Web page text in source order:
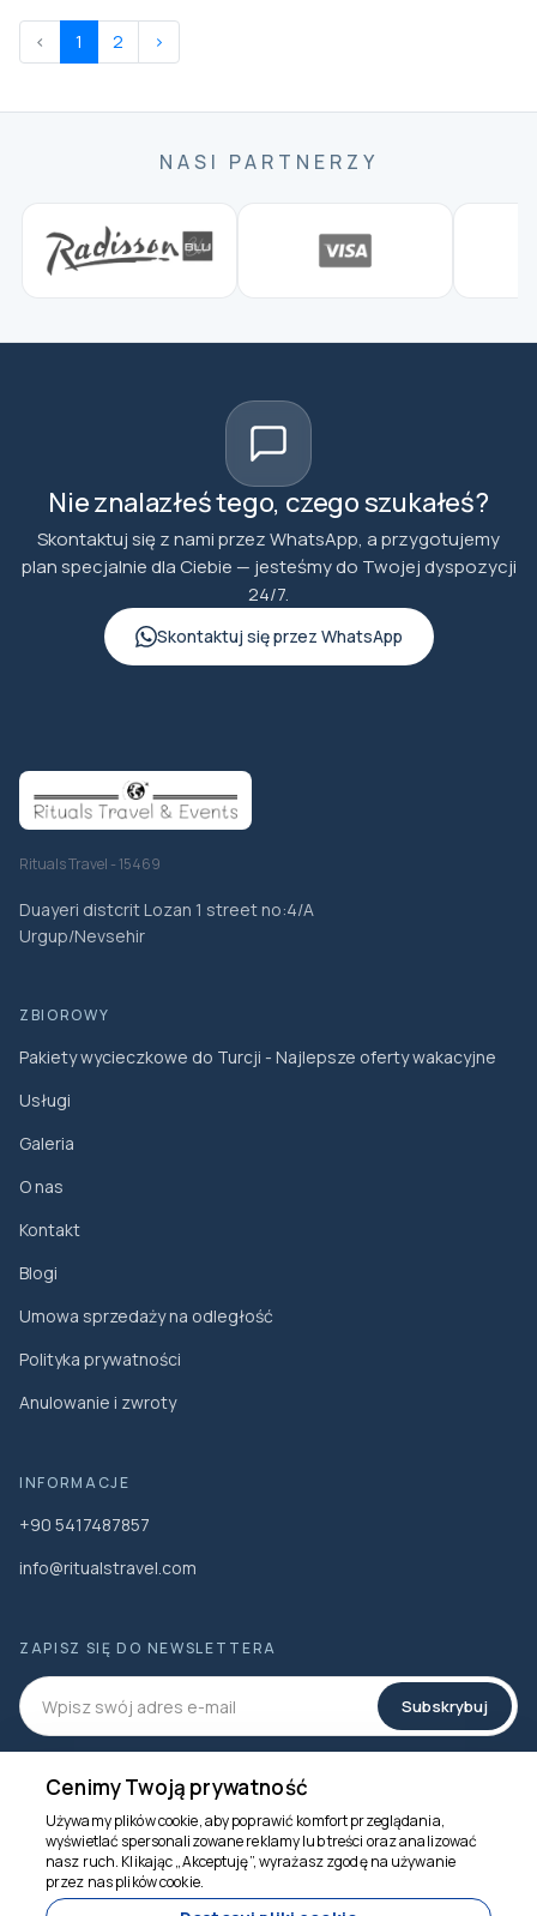
‹ 1 2 ›
NASI PARTNERZY
Nie znalazłeś tego, czego szukałeś?
Skontaktuj się z nami przez WhatsApp, a przygotujemy
plan specjalnie dla Ciebie — jesteśmy do Twojej dyspozycji
24/7.
Skontaktuj się przez WhatsApp
Rituals Travel - 15469
Duayeri distcrit Lozan 1 street no:4/A
Urgup/Nevsehir
ZBIOROWY
Pakiety wycieczkowe do Turcji - Najlepsze oferty wakacyjne
Usługi
Galeria
O nas
Kontakt
Blogi
Umowa sprzedaży na odległość
Polityka prywatności
Anulowanie i zwroty
INFORMACJE
+90 5417487857
info@ritualstravel.com
ZAPISZ SIĘ DO NEWSLETTERA
Subskrybuj
MEDIA SPOŁECZNOŚCIOWE
Cenimy Twoją prywatność
Używamy plików cookie, aby poprawić komfort przeglądania,
wyświetlać spersonalizowane reklamy lub treści oraz analizować
nasz ruch. Klikając „Akceptuję”, wyrażasz zgodę na używanie
przez nas plików cookie.
Jesteśmy tu, by
pomóc